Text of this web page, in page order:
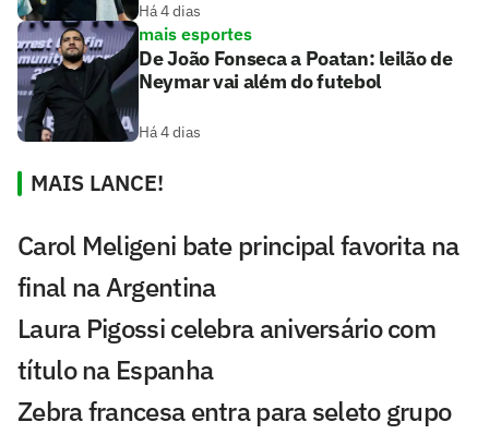
Há 4 dias
mais esportes
De João Fonseca a Poatan: leilão de
Neymar vai além do futebol
Há 4 dias
MAIS LANCE!
Carol Meligeni bate principal favorita na
final na Argentina
Laura Pigossi celebra aniversário com
título na Espanha
Zebra francesa entra para seleto grupo